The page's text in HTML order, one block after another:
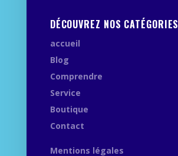
DÉCOUVREZ NOS CATÉGORIES
accueil
Blog
Comprendre
Service
Boutique
Contact
Mentions légales